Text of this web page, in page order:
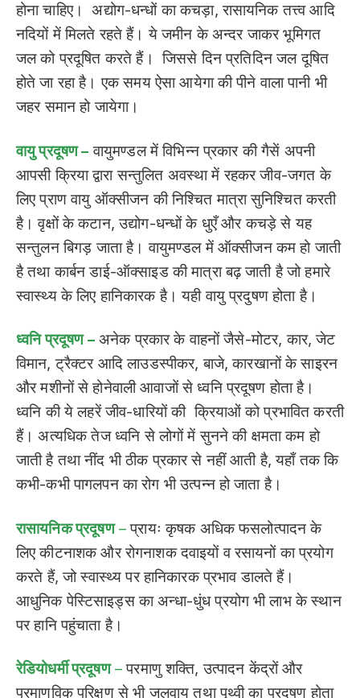
होना चाहिए। अद्योग-धन्धों का कचड़ा, रासायनिक तत्त्व आदि
नदियों में मिलते रहते हैं। ये जमीन के अन्दर जाकर भूमिगत
जल को प्रदूषित करते हैं। जिससे दिन प्रतिदिन जल दूषित
होते जा रहा है। एक समय ऐसा आयेगा की पीने वाला पानी भी
जहर समान हो जायेगा।
वायु प्रदूषण – वायुमण्डल में विभिन्न प्रकार की गैसें अपनी
आपसी क्रिया द्वारा सन्तुलित अवस्था में रहकर जीव-जगत के
लिए प्राण वायु ऑक्सीजन की निश्चित मात्रा सुनिश्चित करती
है। वृक्षों के कटान, उद्योग-धन्धों के धुएँ और कचड़े से यह
सन्तुलन बिगड़ जाता है। वायुमण्डल में ऑक्सीजन कम हो जाती
है तथा कार्बन डाई-ऑक्साइड की मात्रा बढ़ जाती है जो हमारे
स्वास्थ्य के लिए हानिकारक है। यही वायु प्रदुषण होता है।
ध्वनि प्रदूषण –अनेक प्रकार के वाहनों जैसे-मोटर, कार, जेट
विमान, ट्रैक्टर आदि लाउडस्पीकर, बाजे, कारखानों के साइरन
और मशीनों से होनेवाली आवाजों से ध्वनि प्रदूषण होता है।
ध्वनि की ये लहरें जीव-धारियों की क्रियाओं को प्रभावित करती
हैं। अत्यधिक तेज ध्वनि से लोगों में सुनने की क्षमता कम हो
जाती है तथा नींद भी ठीक प्रकार से नहीं आती है, यहाँ तक कि
कभी-कभी पागलपन का रोग भी उत्पन्न हो जाता है।
रासायनिक प्रदूषण–प्रायः कृषक अधिक फसलोत्पादन के
लिए कीटनाशक और रोगनाशक दवाइयों व रसायनों का प्रयोग
करते हैं, जो स्वास्थ्य पर हानिकारक प्रभाव डालते हैं।
आधुनिक पेस्टिसाइड्स का अन्धा-धुंध प्रयोग भी लाभ के स्थान
पर हानि पहुंचाता है।
रेडियोधर्मी प्रदूषण–परमाणु शक्ति, उत्पादन केंद्रों और
परमाणविक परिक्षण से भी जलवायु तथा पृथ्वी का प्रदूषण होता